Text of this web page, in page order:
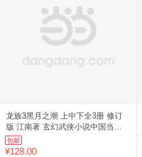
龙族3黑月之潮 上中下全3册 修订
版 江南著 玄幻武侠小说中国当代
小
包邮
¥128.00